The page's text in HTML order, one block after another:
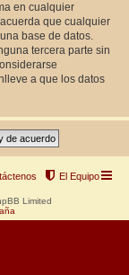
en cualquier
que cualquier
base de datos.
tercera parte sin
a que los datos
El Equipo
Limited